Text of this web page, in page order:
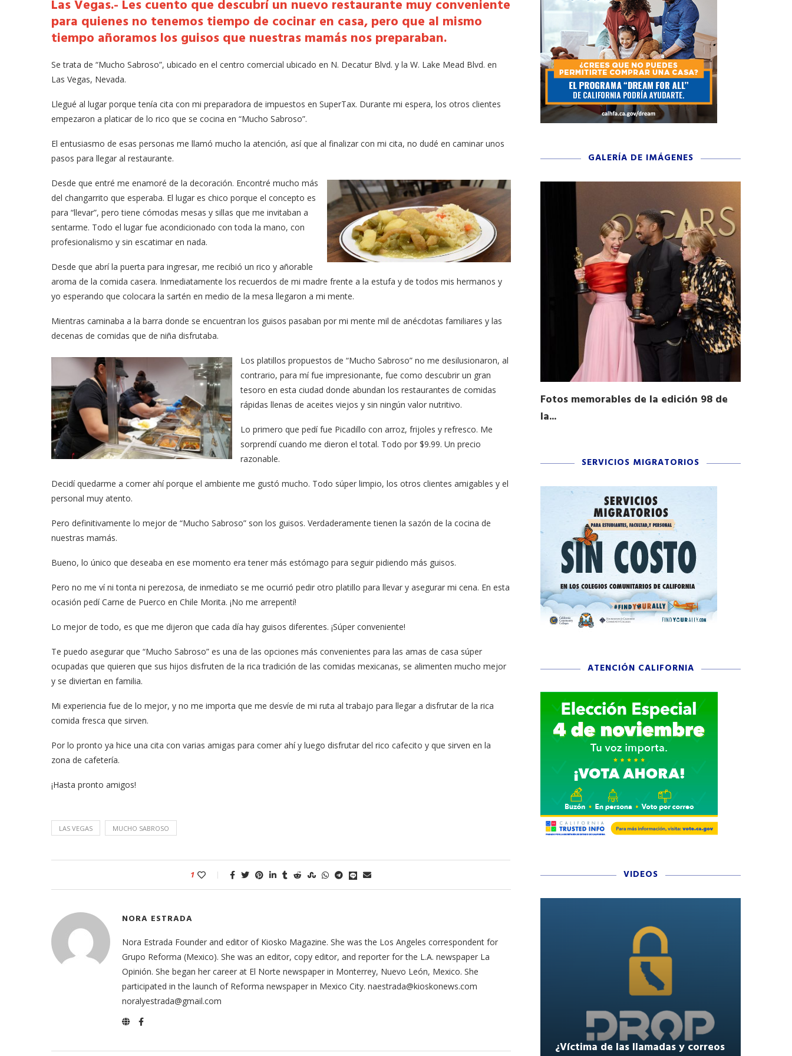
Las Vegas.- Les cuento que descubrí un nuevo restaurante muy conveniente
para quienes no tenemos tiempo de cocinar en casa, pero que al mismo
tiempo añoramos los guisos que nuestras mamás nos preparaban.
Se trata de “Mucho Sabroso”, ubicado en el centro comercial ubicado en N. Decatur Blvd. y la W. Lake Mead Blvd. en
Las Vegas, Nevada.
Llegué al lugar porque tenía cita con mi preparadora de impuestos en SuperTax. Durante mi espera, los otros clientes
empezaron a platicar de lo rico que se cocina en “Mucho Sabroso”.
El entusiasmo de esas personas me llamó mucho la atención, así que al finalizar con mi cita, no dudé en caminar unos
pasos para llegar al restaurante.
Desde que entré me enamoré de la decoración. Encontré mucho más
del changarrito que esperaba. El lugar es chico porque el concepto es
para “llevar”, pero tiene cómodas mesas y sillas que me invitaban a
sentarme. Todo el lugar fue acondicionado con toda la mano, con
profesionalismo y sin escatimar en nada.
Desde que abrí la puerta para ingresar, me recibió un rico y añorable
aroma de la comida casera. Inmediatamente los recuerdos de mi madre frente a la estufa y de todos mis hermanos y
yo esperando que colocara la sartén en medio de la mesa llegaron a mi mente.
Mientras caminaba a la barra donde se encuentran los guisos pasaban por mi mente mil de anécdotas familiares y las
decenas de comidas que de niña disfrutaba.
Los platillos propuestos de “Mucho Sabroso” no me desilusionaron, al
contrario, para mí fue impresionante, fue como descubrir un gran
tesoro en esta ciudad donde abundan los restaurantes de comidas
rápidas llenas de aceites viejos y sin ningún valor nutritivo.
Lo primero que pedí fue Picadillo con arroz, frijoles y refresco. Me
sorprendí cuando me dieron el total. Todo por $9.99. Un precio
razonable.
Decidí quedarme a comer ahí porque el ambiente me gustó mucho. Todo súper limpio, los otros clientes amigables y el
personal muy atento.
Pero definitivamente lo mejor de “Mucho Sabroso” son los guisos. Verdaderamente tienen la sazón de la cocina de
nuestras mamás.
Bueno, lo único que deseaba en ese momento era tener más estómago para seguir pidiendo más guisos.
Pero no me ví ni tonta ni perezosa, de inmediato se me ocurrió pedir otro platillo para llevar y asegurar mi cena. En esta
ocasión pedí Carne de Puerco en Chile Morita. ¡No me arrepentí!
Lo mejor de todo, es que me dijeron que cada día hay guisos diferentes. ¡Súper conveniente!
Te puedo asegurar que “Mucho Sabroso” es una de las opciones más convenientes para las amas de casa súper
ocupadas que quieren que sus hijos disfruten de la rica tradición de las comidas mexicanas, se alimenten mucho mejor
y se diviertan en familia.
Mi experiencia fue de lo mejor, y no me importa que me desvíe de mi ruta al trabajo para llegar a disfrutar de la rica
comida fresca que sirven.
Por lo pronto ya hice una cita con varias amigas para comer ahí y luego disfrutar del rico cafecito y que sirven en la
zona de cafetería.
¡Hasta pronto amigos!
LAS VEGAS MUCHO SABROSO
1
NORA ESTRADA
Nora Estrada Founder and editor of Kiosko Magazine. She was the Los Angeles correspondent for
Grupo Reforma (Mexico). She was an editor, copy editor, and reporter for the L.A. newspaper La
Opinión. She began her career at El Norte newspaper in Monterrey, Nuevo León, Mexico. She
participated in the launch of Reforma newspaper in Mexico City. naestrada@kioskonews.com
noralyestrada@gmail.com
GALERÍA DE IMÁGENES
imágenes de ‘Velvet
Fabiola Guajardo e Iván Arana recorren
alfombra roja...
02/09/2025
Cuchicheos del Latin Grammy 2024
Fotos memorables de la edición 98 de
la...
SERVICIOS MIGRATORIOS
ATENCIÓN CALIFORNIA
VIDEOS
habla sobre su
A former acting director of the
¿Víctima de las llamadas y correos